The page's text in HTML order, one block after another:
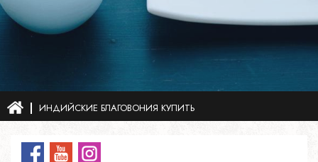
ИНДИЙСКИЕ БЛАГОВОНИЯ КУПИТЬ